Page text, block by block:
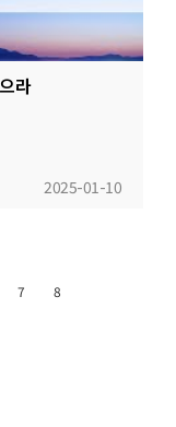
라
2025-01-10
7 8